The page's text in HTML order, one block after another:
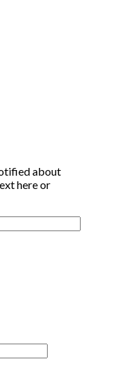
about
here or